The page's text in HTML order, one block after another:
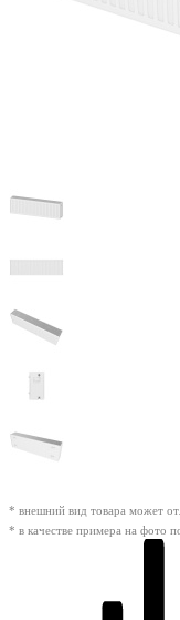
* внешний вид товара может
* в качестве примера на фото